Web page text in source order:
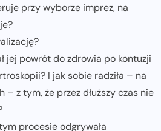
przy wyborze imprez, na
jej powrót do zdrowia po kontuzji
I jak sobie radziła – na
– z tym, że przez dłuższy czas nie
procesie odgrywała